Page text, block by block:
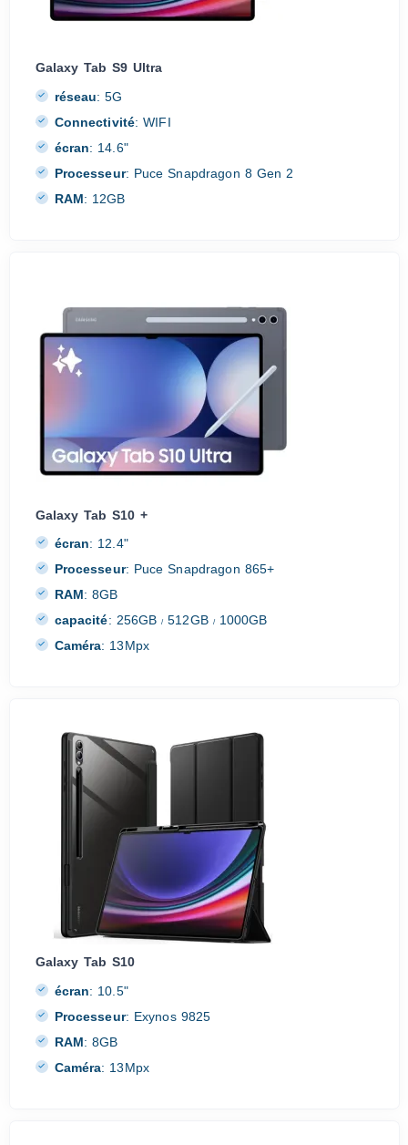
Galaxy Tab S9 Ultra
réseau: 5G
Connectivité: WIFI
écran: 14.6"
Processeur: Puce Snapdragon 8 Gen 2
RAM: 12GB
Galaxy Tab S10 +
écran: 12.4"
Processeur: Puce Snapdragon 865+
RAM: 8GB
capacité: 256GB/ 512GB /1000GB
Caméra: 13Mpx
Galaxy Tab S10
écran: 10.5"
Processeur: Exynos 9825
RAM: 8GB
Caméra: 13Mpx